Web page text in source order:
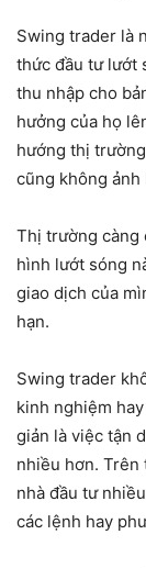
Swing trader là
thức đầu tư lướt
thu nhập cho
hưởng của họ
hướng thị
cũng không
Thị trường càng
hình lướt sóng
giao dịch của
hạn.
Swing trader
kinh nghiệm
giản là việc tận
nhiều hơn. Trên
nhà đầu tư
các lệnh hay